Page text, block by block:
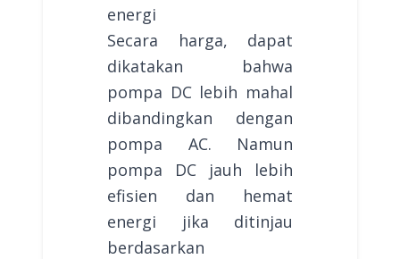
energi
Secara harga, dapat
dikatakan bahwa
pompa DC lebih mahal
dibandingkan dengan
pompa AC. Namun
pompa DC jauh lebih
efisien dan hemat
energi jika ditinjau
berdasarkan